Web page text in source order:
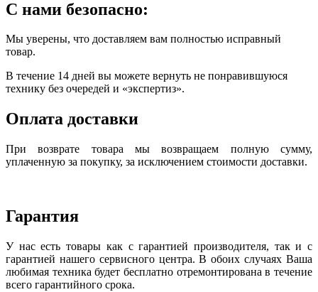
С нами безопасно:
Мы уверены, что доставляем вам полностью исправный
товар.
В течение 14 дней вы можете вернуть не понравившуюся
технику без очередей и «экспертиз».
Оплата доставки
При возврате товара мы возвращаем полную сумму,
уплаченную за покупку, за исключением стоимости доставки.
Гарантия
У нас есть товары как с гарантией производителя, так и с
гарантией нашего сервисного центра. В обоих случаях Ваша
любимая техника будет бесплатно отремонтирована в течение
всего гарантийного срока.